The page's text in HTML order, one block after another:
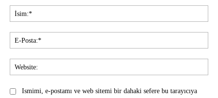
Ismimi, e-postamı ve web sitemi bir dahaki sefere bu tarayıcıya